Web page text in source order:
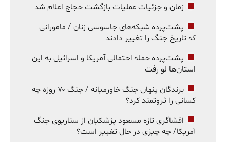
زمان و جزئیات عملیات بازگشت حجاج اعلام شد
پشت‌پرده شبکه‌های جاسوسی زنان / مامورانی
که تاریخ جنگ را تغییر دادند
پشت‌پرده حمله احتمالی آمریکا و اسرائیل به این
استان‌ها لو رفت
برندگان پنهان جنگ خاورمیانه / جنگ ۷۰ روزه چه
کسانی را ثروتمند کرد؟
افشاگری تازه مسعود پزشکیان از سناریوی جنگ
آمریکا/ چه چیزی در حال تغییر است؟